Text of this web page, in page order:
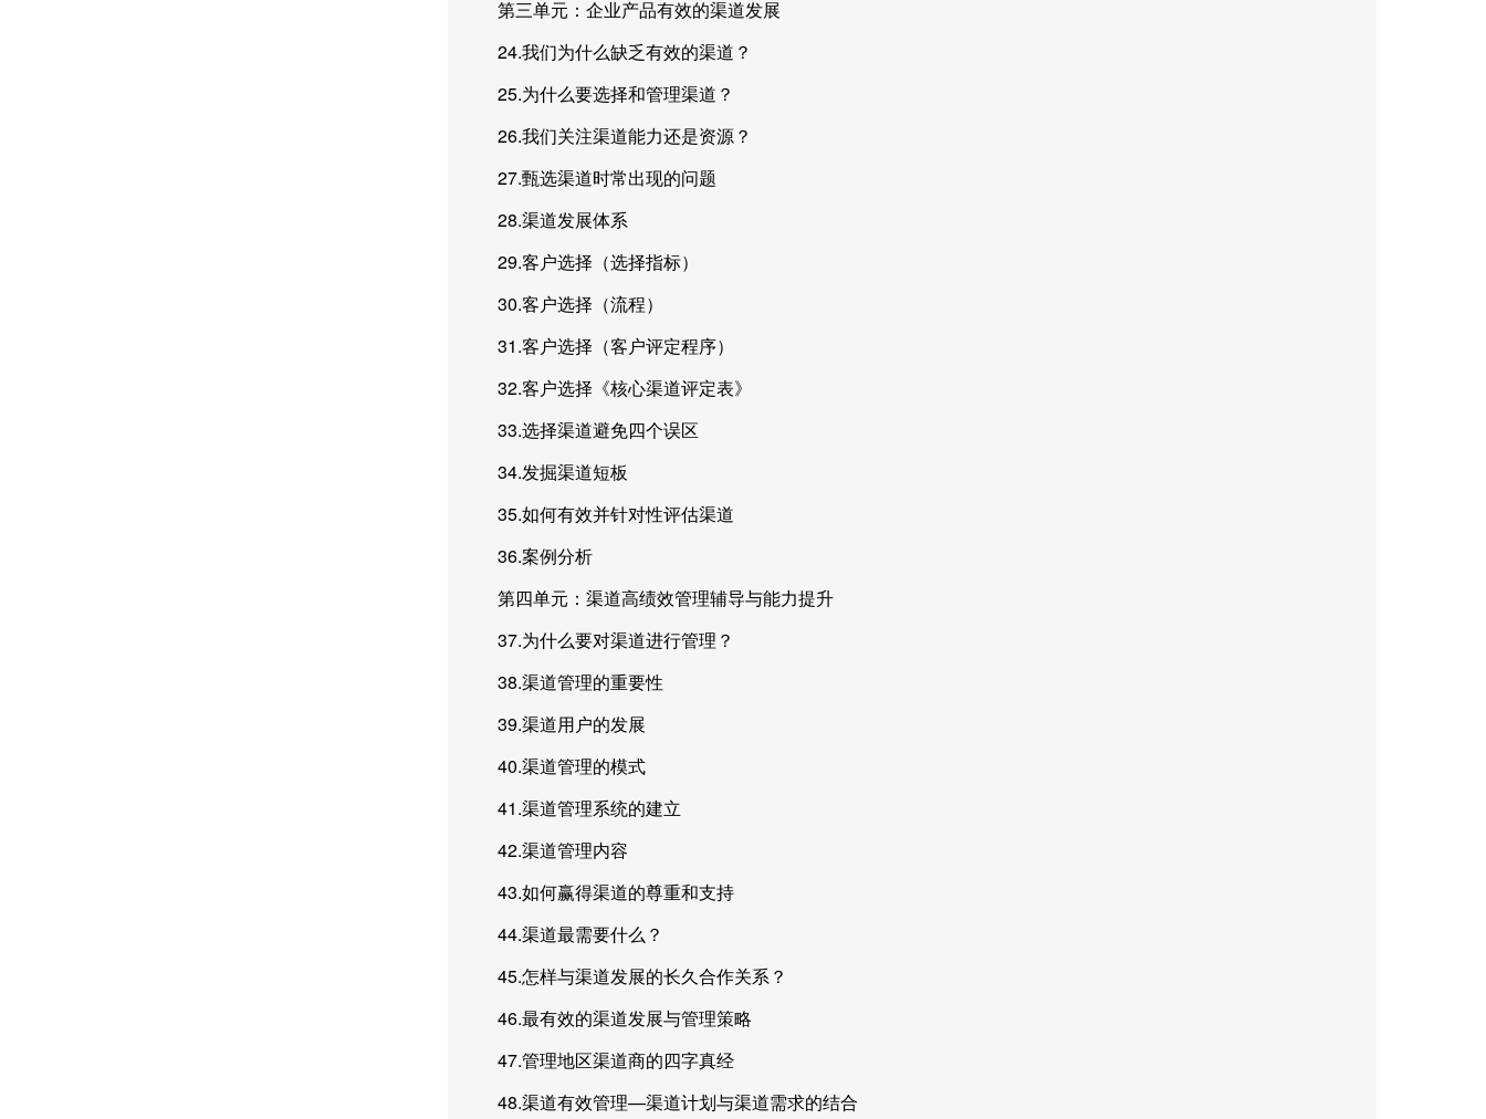
第三单元：企业产品有效的渠道发展
24.我们为什么缺乏有效的渠道？
25.为什么要选择和管理渠道？
26.我们关注渠道能力还是资源？
27.甄选渠道时常出现的问题
28.渠道发展体系
29.客户选择（选择指标）
30.客户选择（流程）
31.客户选择（客户评定程序）
32.客户选择《核心渠道评定表》
33.选择渠道避免四个误区
34.发掘渠道短板
35.如何有效并针对性评估渠道
36.案例分析
第四单元：渠道高绩效管理辅导与能力提升
37.为什么要对渠道进行管理？
38.渠道管理的重要性
39.渠道用户的发展
40.渠道管理的模式
41.渠道管理系统的建立
42.渠道管理内容
43.如何赢得渠道的尊重和支持
44.渠道最需要什么？
45.怎样与渠道发展的长久合作关系？
46.最有效的渠道发展与管理策略
47.管理地区渠道商的四字真经
48.渠道有效管理—渠道计划与渠道需求的结合